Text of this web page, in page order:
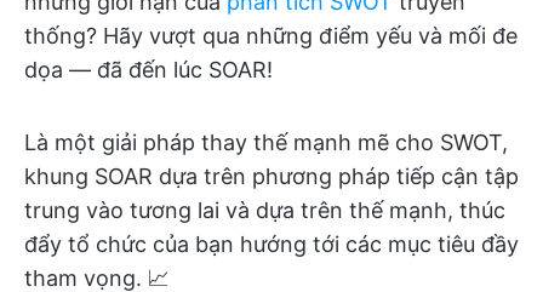
thống? Hãy vượt qua những điểm yếu và mối đe
dọa — đã đến lúc SOAR!
Là một giải pháp thay thế mạnh mẽ cho SWOT,
khung SOAR dựa trên phương pháp tiếp cận tập
trung vào tương lai và dựa trên thế mạnh, thúc
đẩy tổ chức của bạn hướng tới các mục tiêu đầy
tham vọng. 📈